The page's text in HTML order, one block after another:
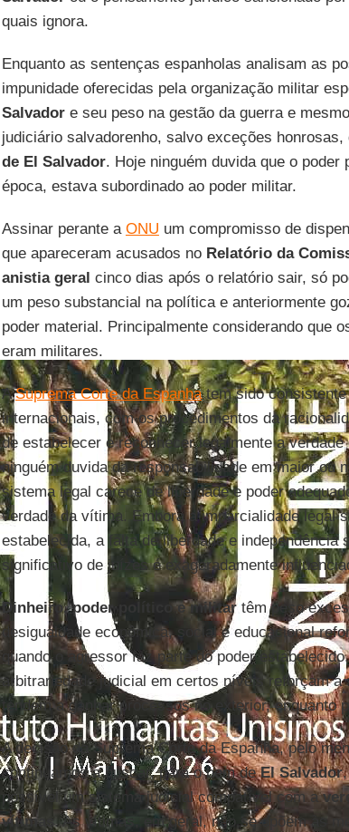
quais ignora.
Enquanto as sentenças espanholas analisam as
impunidade oferecidas pela organização militar
Salvadore seu peso na gestão da guerra e
judiciário salvadorenho, salvo exceções
de El Salvador. Hoje ninguém duvida que o
época, estava subordinado ao poder militar.
Assinar perante a ONU um compromisso de
que apareceram acusados no Relatório da
anistia geral cinco dias após o relatório sair, só
um peso substancial na política e anteriormente
poder material. Principalmente considerando que
eram militares.
ASuprema Corte da Espanhatem sido
internacionais, com os procedimentos da
de estabelecer e reconhecer legalmente a
ninguém duvida da responsabilidade em maior ou
sistema legal carece de liberdade e poder
verdade da vítima. Embora a imparcialidade legal
estabelecida, a falta de liberdade e independência
significativo de juízes é exageradamente
Dinheiro, poder político e militartêm peso
desigualdade econômica, social e educacional
quando o agressor faz parte do poder
arbitrariedade judicial em certos níveis reforçam
tendem a ganhar processos no exterior, enquanto
A decisão da Suprema Corte da Espanha, pelo
continuamos a buscar, para o bem deEl Salvador
possível um sistema judicial compatível com a
vítimas. As vítimas, em geral, não se opõem às